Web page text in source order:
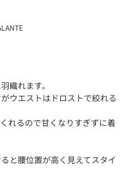
織れます。
ウエストはドロストで絞れる
れるので甘くなりすぎずに着
と腰位置が高く見えてスタイ